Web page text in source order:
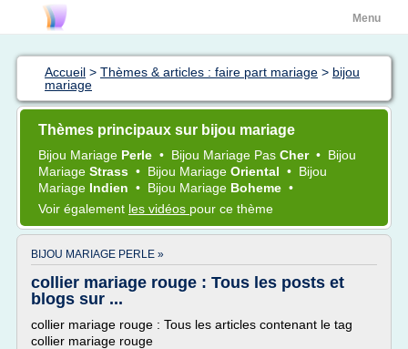
Menu
Accueil > Thèmes & articles : faire part mariage > bijou
mariage
Thèmes principaux sur bijou mariage
Bijou Mariage Perle • Bijou Mariage Pas Cher • Bijou
Mariage Strass • Bijou Mariage Oriental • Bijou
Mariage Indien • Bijou Mariage Boheme •
Voir également les vidéos pour ce thème
BIJOU MARIAGE PERLE »
collier mariage rouge : Tous les posts et
blogs sur ...
collier mariage rouge : Tous les articles contenant le tag
collier mariage rouge